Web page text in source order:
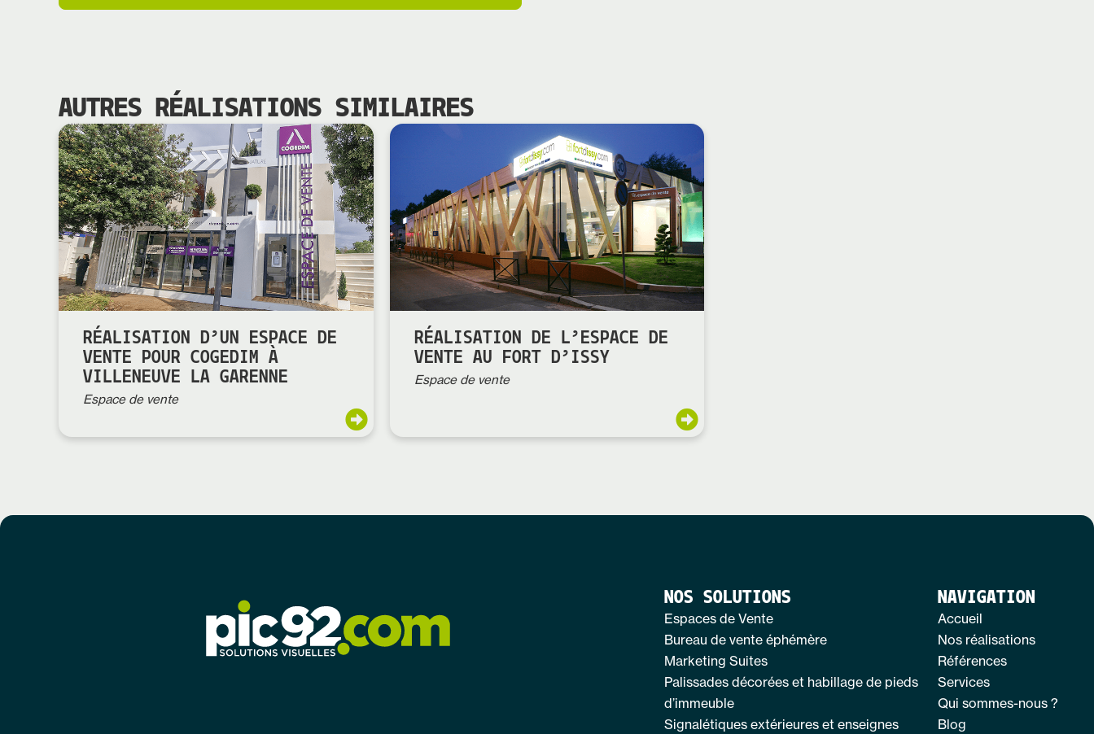
AUTRES RÉALISATIONS SIMILAIRES
RÉALISATION D’UN ESPACE DE
VENTE POUR COGEDIM À
VILLENEUVE LA GARENNE
Espace de vente
RÉALISATION DE L’ESPACE DE
VENTE AU FORT D’ISSY
Espace de vente
NOS SOLUTIONS
Espaces de Vente
Bureau de vente éphémère
Marketing Suites
Palissades décorées et habillage de pieds
d’immeuble
Signalétiques extérieures et enseignes
NAVIGATION
Accueil
Nos réalisations
Références
Services
Qui sommes-nous ?
Blog